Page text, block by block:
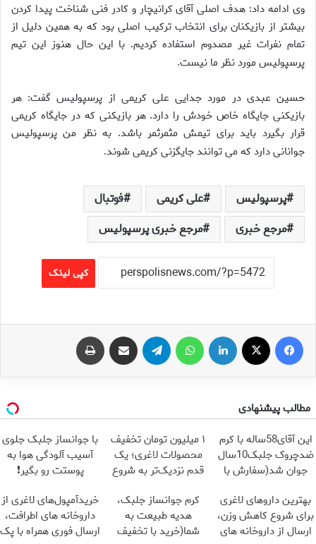
وی ادامه داد: هدف اصلی آقای کرانیچار و کادر فنی شناخت پیدا کردن
بیشتر از بازیکنان برای انتخاب ترکیب اصلی بود که به همین دلیل از
تمام نفرات غیر مصدوم استفاده کردیم. با این حال هنوز این تیم
پرسپولیس مورد نظر ما نیست.
حسین عبدی در مورد جدایی علی کریمی از پرسپولیس گفت: هر
بازیکنی جایگاه خاص خودش را دارد. هر بازیکنی که در جایگاه کریمی
قرار بگیرد باید برای تیمش مثمرثمر باشد. به نظر من پرسپولیس
جوانانی دارد که می توانند جایگزنی کریمی شوند.
پرسپولیس علی کریمی
فوتبال
مرجع خبری
مرجع خبری پرسپولیس
کپی لینک
فیس بوک لینکدین تلگرام اشتراک گذاری از طریق ایمیل
مطالب پیشنهادی
این آقای58ساله با کرم
ضدچروک جلبک10سال
جوان شد(سفارش با
۱ میلیون تومان تخفیف
محصولات لاغری؛ یک
قدم نزدیک‌تر به شروع
با جوانساز جلبک جلوی
آسیب آلودگی هوا به
پوستت رو بگیر❗
بهترین داروهای لاغری
برای شروع کاهش وزن،
ارسال از داروخانه های
کرم جوانساز جلبک،
هدیه طبیعت به
شما(خرید با تخفیف
خریدآمپول‌های لاغری از
داروخانه های اطرافت،
ارسال فوری همراه با پک